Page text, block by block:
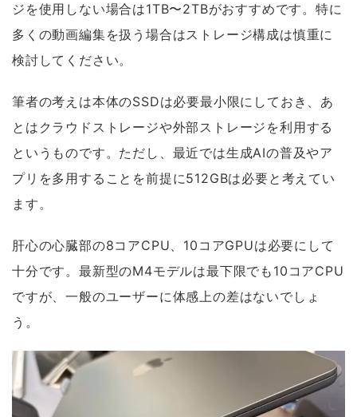
ジを使用しない場合は1TB〜2TBがおすすめです。特に
多くの動画編集を扱う場合はストレージ構成は慎重に
検討してください。
筆者の考えは本体のSSDは必要最小限にしておき、あ
とはクラウドストレージや外部ストレージを利用する
というものです。ただし、最近では生成AIの普及やア
プリを多用することを前提に512GBは必要と考えてい
ます。
肝心の心臓部の8コアCPU、10コアGPUは必要にして
十分です。最新型のM4モデルは最下限でも10コアCPU
ですが、一般のユーザーに体感上の差はないでしょ
う。